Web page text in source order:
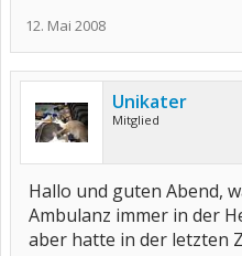
12. Mai 2008
Unikater
Mitglied
Hallo und guten Abend,
Ambulanz immer in der
aber hatte in der letzten